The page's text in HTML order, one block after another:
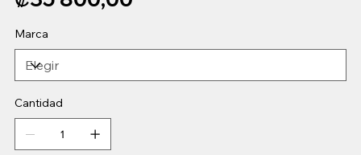
Marca
Cantidad